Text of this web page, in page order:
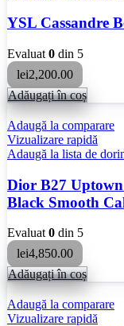
YSL Cassandre
Evaluat 0 din 5
lei2,200.00
Adăugați în coș
Adaugă la comparare
Vizualizare rapidă
Adaugă la lista de
Dior B27
Black Smooth
Evaluat 0 din 5
lei4,850.00
Adăugați în coș
Adaugă la comparare
Vizualizare rapidă